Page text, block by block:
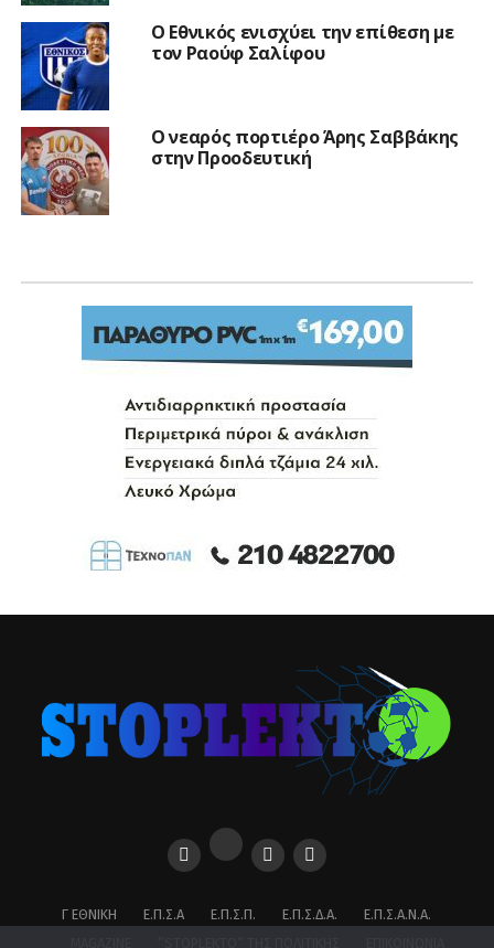
Ο Εθνικός ενισχύει την επίθεση με
τον Ραούφ Σαλίφου
Ο νεαρός πορτιέρο Άρης Σαββάκης
στην Προοδευτική
Γ ΕΘΝΙΚΉ Ε.Π.Σ.Α Ε.Π.Σ.Π. Ε.Π.Σ.Δ.Α.
Ε.Π.Σ.Α.Ν.Α.